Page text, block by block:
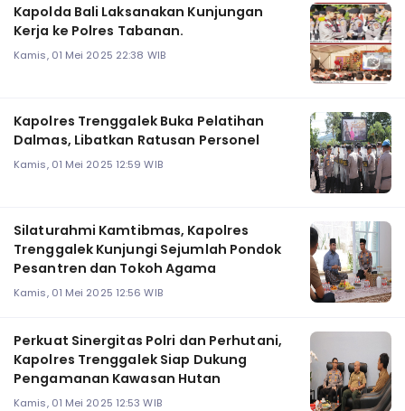
Kapolda Bali Laksanakan Kunjungan
Kerja ke Polres Tabanan.
Kamis, 01 Mei 2025 22:38 WIB
Kapolres Trenggalek Buka Pelatihan
Dalmas, Libatkan Ratusan Personel
Kamis, 01 Mei 2025 12:59 WIB
Silaturahmi Kamtibmas, Kapolres
Trenggalek Kunjungi Sejumlah Pondok
Pesantren dan Tokoh Agama
Kamis, 01 Mei 2025 12:56 WIB
Perkuat Sinergitas Polri dan Perhutani,
Kapolres Trenggalek Siap Dukung
Pengamanan Kawasan Hutan
Kamis, 01 Mei 2025 12:53 WIB